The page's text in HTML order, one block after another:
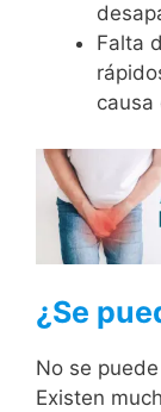
Falta
causa
¿Se
No se
Existen